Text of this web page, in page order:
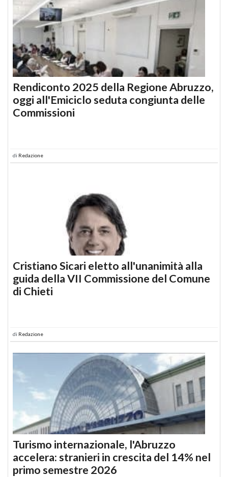
Rendiconto 2025 della Regione Abruzzo,
oggi all'Emiciclo seduta congiunta delle
Commissioni
di Redazione
Cristiano Sicari eletto all'unanimità alla
guida della VII Commissione del Comune
di Chieti
di Redazione
Turismo internazionale, l'Abruzzo
accelera: stranieri in crescita del 14% nel
primo semestre 2026